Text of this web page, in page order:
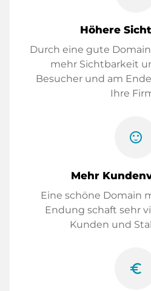
Höhere
Durch eine gute
mehr Sichtbarkeit
Besucher und am
Ihre
sentiment_satisfied
Mehr
Eine schöne Domain
Endung schaft sehr
Kunden und
euro_symbol